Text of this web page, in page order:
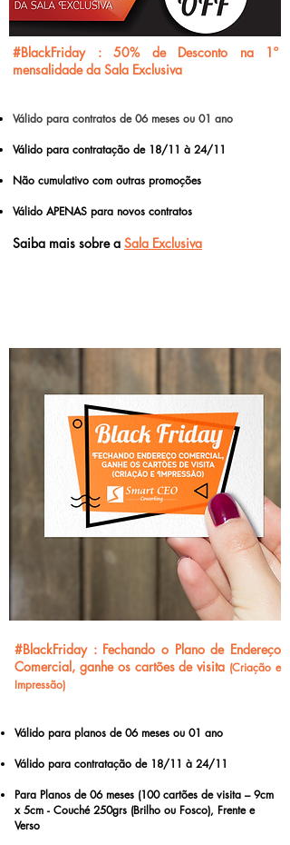
#BlackFriday : 50% de Desconto na 1º
mensalidade da Sala Exclusiva
Válido para contratos de 06 meses ou 01 ano
Válido para contratação de 18/11 à 24/11
Não cumulativo com outras promoções
Válido APENAS para novos contratos
Saiba mais sobre a Sala Exclusiva
#BlackFriday : Fechando o Plano de Endereço
Comercial, ganhe os cartões de visita (Criação e
Impressão)
Válido para planos de 06 meses ou 01 ano
Válido para contratação de 18/11 à 24/11
Para Planos de 06 meses (100 cartões de visita – 9cm
x 5cm - Couché 250grs (Brilho ou Fosco), Frente e
Verso